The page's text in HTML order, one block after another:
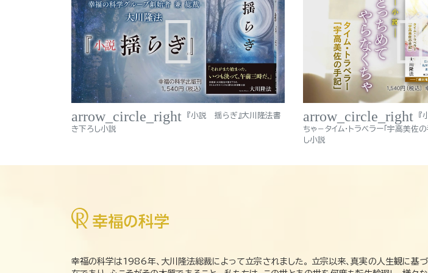
arrow_circle_right
『小説 揺らぎ』大川隆法書
き下ろし小説
arrow_circle_right
『
ちゃ－タイム・トラベラー「宇高美佐
し小説
幸福の科学は1986年、大川隆法総裁によって立宗されました。 立宗以来、真実の人生観に基